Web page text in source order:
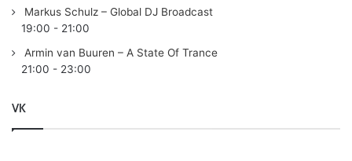
No playlist
Armin van Buuren
01 Above & Beyond – Prelude (Above & Beyond Future
Summer Mix) /ANJUNABEATS/
Tune Of The Week:
02 KhoMha – Oblique /ARMIND (ARMADA)/
Markus Schulz – Global DJ Broadcast
19:00 - 21:00
Armin van Buuren – A State Of Trance
21:00 - 23:00
VK